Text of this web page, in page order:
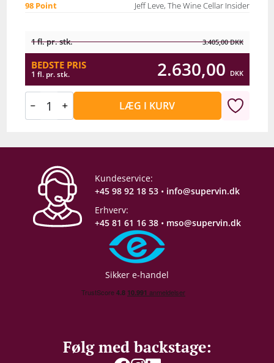
98 Point
Jeff Leve, The Wine Cellar Insider
1 fl. pr. stk. 3.405,00DKK
BEDSTE PRIS
1 fl. pr. stk. 2.630,00 DKK
LÆG I KURV
Kundeservice:
+45 98 92 18 53 • info@supervin.dk
Erhverv:
+45 81 61 16 38 • mso@supervin.dk
Sikker e-handel
Følg med backstage: